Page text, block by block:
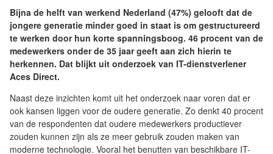
Bijna de helft van werkend Nederland (47%) gelooft dat de
jongere generatie minder goed in staat is om gestructureerd
te werken door hun korte spanningsboog. 46 procent van de
medewerkers onder de 35 jaar geeft aan zich hierin te
herkennen. Dat blijkt uit onderzoek van IT-dienstverlener
Aces Direct.
Naast deze inzichten komt uit het onderzoek naar voren dat er
ook kansen liggen voor de oudere generatie. Zo denkt 40 procent
van de respondenten dat oudere medewerkers productiever
zouden kunnen zijn als ze meer gebruik zouden maken van
moderne technologie. Vooral het benutten van beschikbare IT-